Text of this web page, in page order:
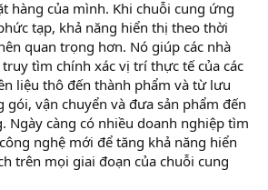
hàng của mình. Khi chuỗi cung ứng
tạp, khả năng hiển thị theo thời
quan trọng hơn. Nó giúp các nhà
tìm chính xác vị trí thực tế của các
liệu thô đến thành phẩm và từ lưu
gói, vận chuyển và đưa sản phẩm đến
Ngày càng có nhiều doanh nghiệp tìm
nghệ mới để tăng khả năng hiển
trên mọi giai đoạn của chuỗi cung